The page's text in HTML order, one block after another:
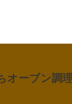
オーブン調